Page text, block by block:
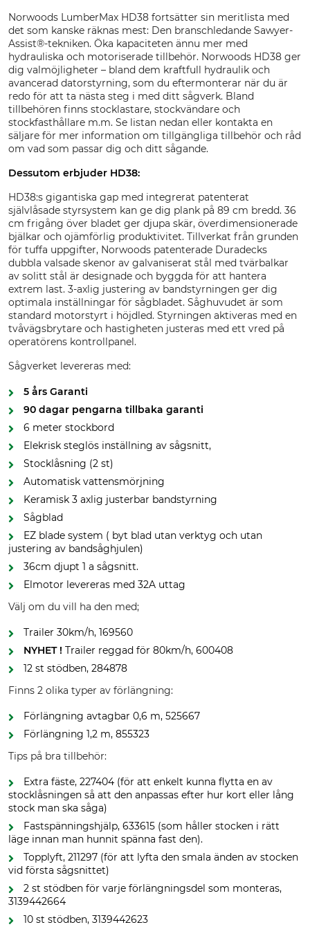
Norwoods LumberMax HD38 fortsätter sin meritlista med
det som kanske räknas mest: Den branschledande Sawyer-
Assist®-tekniken. Öka kapaciteten ännu mer med
hydrauliska och motoriserade tillbehör. Norwoods HD38 ger
dig valmöjligheter – bland dem kraftfull hydraulik och
avancerad datorstyrning, som du eftermonterar när du är
redo för att ta nästa steg i med ditt sågverk. Bland
tillbehören finns stocklastare, stockvändare och
stockfasthållare m.m. Se listan nedan eller kontakta en
säljare för mer information om tillgängliga tillbehör och råd
om vad som passar dig och ditt sågande.
Dessutom erbjuder HD38:
HD38:s gigantiska gap med integrerat patenterat
självlåsade styrsystem kan ge dig plank på 89 cm bredd. 36
cm frigång över bladet ger djupa skär, överdimensionerade
bjälkar och ojämförlig produktivitet. Tillverkat från grunden
för tuffa uppgifter, Norwoods patenterade Duradecks
dubbla valsade skenor av galvaniserat stål med tvärbalkar
av solitt stål är designade och byggda för att hantera
extrem last. 3-axlig justering av bandstyrningen ger dig
optimala inställningar för sågbladet. Såghuvudet är som
standard motorstyrt i höjdled. Styrningen aktiveras med en
tvåvägsbrytare och hastigheten justeras med ett vred på
operatörens kontrollpanel.
Sågverket levereras med:
5 års Garanti
90 dagar pengarna tillbaka garanti
6 meter stockbord
Elekrisk steglös inställning av sågsnitt,
Stocklåsning (2 st)
Automatisk vattensmörjning
Keramisk 3 axlig justerbar bandstyrning
Sågblad
EZ blade system ( byt blad utan verktyg och utan
justering av bandsåghjulen)
36cm djupt 1 a sågsnitt.
Elmotor levereras med 32A uttag
Välj om du vill ha den med;
Trailer 30km/h, 169560
NYHET ! Trailer reggad för 80km/h, 600408
12 st stödben, 284878
Finns 2 olika typer av förlängning:
Förlängning avtagbar 0,6 m, 525667
Förlängning 1,2 m, 855323
Tips på bra tillbehör:
Extra fäste, 227404 (för att enkelt kunna flytta en av
stocklåsningen så att den anpassas efter hur kort eller lång
stock man ska såga)
Fastspänningshjälp, 633615 (som håller stocken i rätt
läge innan man hunnit spänna fast den).
Topplyft, 211297 (för att lyfta den smala änden av stocken
vid första sågsnittet)
2 st stödben för varje förlängningsdel som monteras,
3139442664
10 st stödben, 3139442623